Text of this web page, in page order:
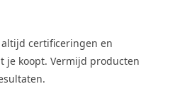
certificeringen en
je koopt. Vermijd producten